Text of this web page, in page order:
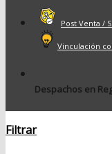
Post Venta /
Vinculación
Despachos en
Filtrar